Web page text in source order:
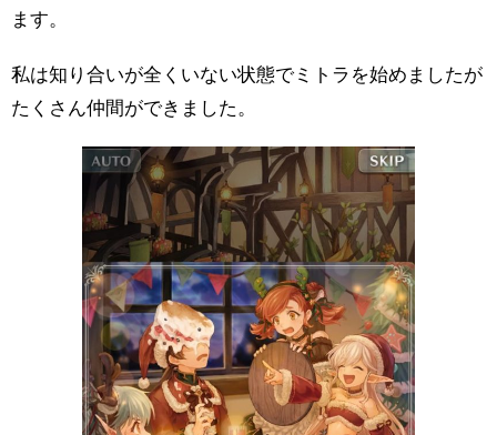
ます。
私は知り合いが全くいない状態でミトラを始めましたが
たくさん仲間ができました。